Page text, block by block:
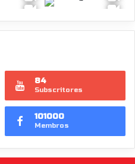
84
Subscritores
101000
Membros